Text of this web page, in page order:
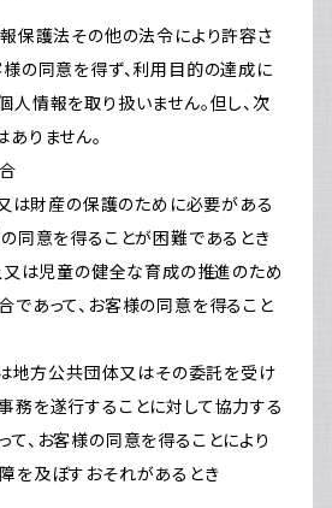
報保護法その他の法令により許容さ
様の同意を得ず、利用目的の達成に
情報を取り扱いません。但し、次
りません。
又は財産の保護のために必要がある
同意を得ることが困難であるとき
又は児童の健全な育成の推進のため
であって、お客様の同意を得ること
は地方公共団体又はその委託を受け
務を遂行することに対して協力する
、お客様の同意を得ることにより
を及ぼすおそれがあるとき